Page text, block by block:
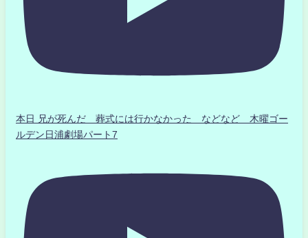
本日 兄が死んだ 葬式には行かなかった などなど 木曜ゴー
ルデン日浦劇場パート7